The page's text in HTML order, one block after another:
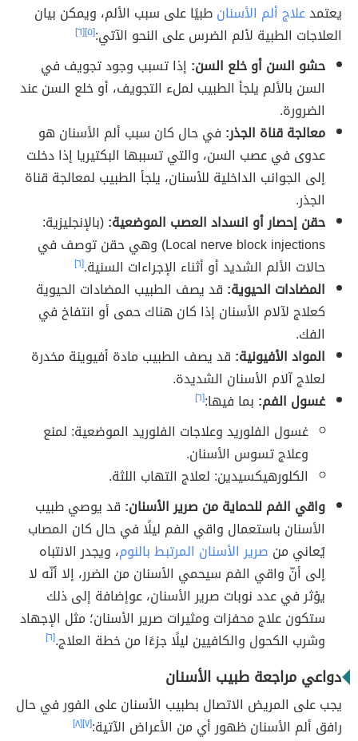
يعتمدعلاج ألم الأسنانطبيًا على سبب الألم، ويمكن بيان
العلاجات الطبية لألم الضرس على النحو الآتي:[٥] [٦]
حشو السن أو خلع السن: إذا تسبب وجود تجويف في
السن بالألم يلجأ الطبيب لملء التجويف، أو خلع السن عند
الضرورة.
معالجة قناة الجذر: في حال كان سبب ألم الأسنان هو
عدوى في عصب السن، والتي تسببها البكتيريا إذا دخلت
إلى الجوانب الداخلية للأسنان، يلجأ الطبيب لمعالجة قناة
الجذر.
حقن إحصار أو انسداد العصب الموضعية:(بالإنجليزية:
Local nerve block injections) وهي حقن توصف في
حالات الألم الشديد أو أثناء الإجراءات السنية.[٦]
المضادات الحيوية: قد يصف الطبيب المضادات الحيوية
كعلاج لآلام الأسنان إذا كان هناك حمى أو انتفاخ في
الفك.
المواد الأفيونية: قد يصف الطبيب مادة أفيوينة مخدرة
لعلاج آلام الأسنان الشديدة.
غسول الفم: بما فيها:[٦]
غسول الفلوريد وعلاجات الفلوريد الموضعية: لمنع
وعلاج تسوس الأسنان.
الكلورهيكسيدين: لعلاج التهاب اللثة.
واقي الفم للحماية من صرير الأسنان: قد يوصي طبيب
الأسنان باستعمال واقي الفم ليلًا في حال كان المصاب
يُعاني من صرير الأسنان المرتبط بالنوم، ويجدر الانتباه
إلى أنّ واقي الفم سيحمي الأسنان من الضرر، إلا أنّه لا
يؤثر في عدد نوبات صرير الأسنان، عوإضافة إلى ذلك
ستكون علاج محفزات ومثيرات صرير الأسنان؛ مثل الإجهاد
وشرب الكحول والكافيين ليلًا جزءًا من خطة العلاج.[٦]
دواعي مراجعة طبيب الأسنان
يجب على المريض الاتصال بطبيب الأسنان على الفور في حال
رافق ألم الأسنان ظهور أي من الأعراض الآتية:[٧] [٨]